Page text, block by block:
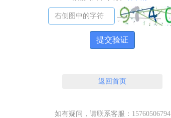
提交验证
返回首页
如有疑问，请联系客服：15760506794